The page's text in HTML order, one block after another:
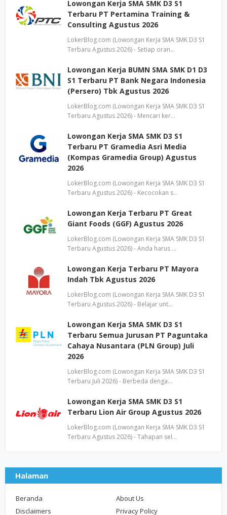
Lowongan Kerja SMA SMK D3 S1
Terbaru PT Pertamina Training &
Consulting Agustus 2026
LokerBlog.com (Lowongan Kerja SMA SMK D3 S1
Terbaru Agustus 2026) - Setiap oran…
Lowongan Kerja BUMN SMA SMK D1 D3
S1 Terbaru PT Bank Negara Indonesia
(Persero) Tbk Agustus 2026
LokerBlog.com (Lowongan Kerja SMA SMK D3 S1
Terbaru Agustus 2026) - Mencari ker…
Lowongan Kerja SMA SMK D3 S1
Terbaru PT Gramedia Asri Media
(Kompas Gramedia Group) Agustus
2026
LokerBlog.com (Lowongan Kerja SMA SMK D3 S1
Terbaru Agustus 2026) - Kecocokan s…
Lowongan Kerja Terbaru PT Great
Giant Foods (GGF) Agustus 2026
LokerBlog.com (Lowongan Kerja SMA SMK D3 S1
Terbaru Agustus 2026) - Anda harus …
Lowongan Kerja Terbaru PT Mayora
Indah Tbk Agustus 2026
LokerBlog.com (Lowongan Kerja SMA SMK D3 S1
Terbaru Agustus 2026) - Belajar unt…
Lowongan Kerja SMA SMK D3 S1
Terbaru Semua Jurusan PT Paguntaka
Cahaya Nusantara (PLN Group) Juli
2026
LokerBlog.com (Lowongan Kerja SMA SMK D3 S1
Terbaru Juli 2026) - Berbeda denga…
Lowongan Kerja SMA SMK D3 S1
Terbaru Lion Air Group Agustus 2026
LokerBlog.com (Lowongan Kerja SMA SMK D3 S1
Terbaru Agustus 2026) - Tahapan sel…
Halaman
Beranda
About Us
Disclaimers
Privacy Policy